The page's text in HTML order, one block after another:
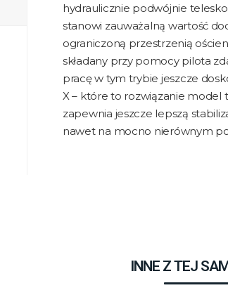
hydraulicznie podwójnie
stanowi zauważalną wartość
ograniczoną przestrzenią
składany przy pomocy pilota
pracę w tym trybie jeszcze
X – które to rozwiązanie model
zapewnia jeszcze lepszą
nawet na mocno nierównym
INNE Z TEJ